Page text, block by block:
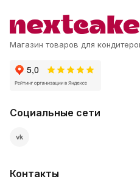
Магазин товаров для
Социальные сети
vk
Контакты